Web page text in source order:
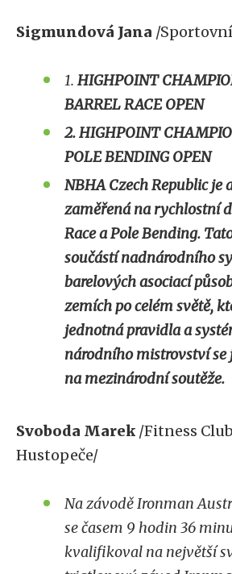
Sigmundová Jana /
1. HIGHPOINT
BARREL RACE OPEN
2. HIGHPOINT
POLE BENDING OPEN
NBHA Czech Republic je
zaměřená na rychlostní
Race a Pole Bending.
součástí nadnárodního
barelových asociací
zemích po celém světě,
jednotná pravidla a
národního mistrovství
na mezinárodní soutěže.
Svoboda Marek /Fitness
Hustopeče/
Na závodě Ironman
se časem 9 hodin 36
kvalifikoval na největší